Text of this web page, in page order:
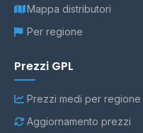
Mappa distributori
Per regione
Prezzi GPL
Prezzi medi per regione
Aggiornamento prezzi